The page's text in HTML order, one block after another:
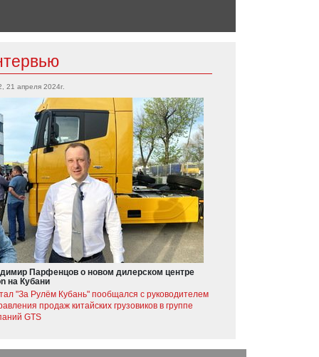
21 апреля 2024г.
Парфенцов о новом дилерском центре
на Кубани
"За Рулём Кубань" пообщался с руководителем
продаж китайских грузовиков в группе
GTS